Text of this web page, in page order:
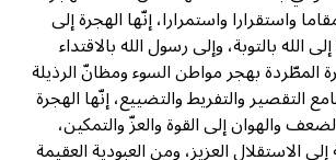
واستقرارا واستمرارا، إنّها الهجرة إلى
الله بالتوبة، وإلى رسول الله بالاقتداء
المطّردة بهجر مواطن السوء ومظانّ الرذيلة
التقصير والتفريط والتضييع، إنّها الهجرة
والهوان إلى القوة والعزّ والتمكين،
الاستقلال العزيز، ومن العبودية العقيمة